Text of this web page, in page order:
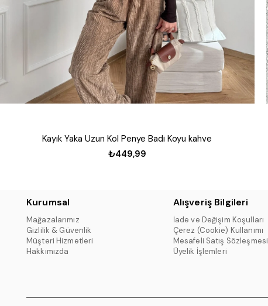
Kayık Yaka Uzun Kol Penye Badi Koyu kahve
₺449,99
Kurumsal
Mağazalarımız
Gizlilik & Güvenlik
Müşteri Hizmetleri
Hakkımızda
Alışveriş Bilgileri
İade ve Değişim Koşulları
Çerez (Cookie) Kullanımı
Mesafeli Satış Sözleşmesi
Üyelik İşlemleri